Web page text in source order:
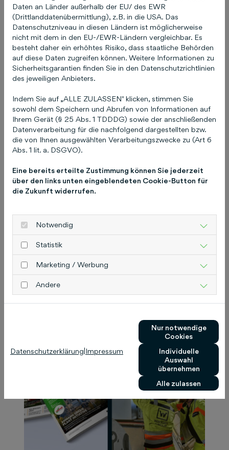
Schwangerschaft und Geburt über Kindergarten
und Schule bis hin zu Gesundheitsthemen. Seine
praktischen und guten Tipps kommen bei den
Vätern an: Die Beiträge aufpapa.dewerden
monatlich weit über zwei Millionen Mal genutzt.
Michael Schöttler ist selbst Papa von drei
Kindern. Der Autor steht für Interviews gerne
zur Verfügung.Pressekontakt humboldt
Melanie Asche Vermaktungsservices Buch
asche@schluetersche.deTelefon: 0511 8550-
2562 Schlütersche Verlagsgesellschaft mbH &
Co. KG Hans-Böckler-Allee 7 30173 Hannover
SchlüterscheChristiane Pitschke Leitung
Unternehmenskommunikation
pitschke@schluetersche.de
Co. KG Hans-Böckler-Allee 7 30173 Hannover
www.schluetersche.de
Das könnte Sie auch
interessieren
Daten an Länder außerhalb der EU/ des EWR
(Drittlanddatenübermittlung), z.B. in die USA. Das
Datenschutzniveau in diesen Ländern ist möglicherweise
nicht mit dem in den EU-/EWR-Ländern vergleichbar. Es
besteht daher ein erhöhtes Risiko, dass staatliche Behörden
auf diese Daten zugreifen können. Weitere Informationen zu
Sicherheitsgarantien finden Sie in den Datenschutzrichtlinien
des jeweiligen Anbieters.
Indem Sie auf „ALLE ZULASSEN" klicken, stimmen Sie
sowohl dem Speichern und Abrufen von Informationen auf
Ihrem Gerät (§ 25 Abs. 1 TDDDG) sowie der anschließenden
Datenverarbeitung für die nachfolgend dargestellten bzw.
die von Ihnen ausgewählten Verarbeitungszwecke zu (Art 6
Abs. 1 lit. a. DSGVO).
Eine bereits erteilte Zustimmung können Sie jederzeit
über den links unten eingeblendeten Cookie-Button für
die Zukunft widerrufen.
Notwendig
Statistik
Marketing / Werbung
Andere
Datenschutzerklärung Impressum
Nur notwendige
Cookies
Individuelle
Auswahl
übernehmen
Alle zulassen